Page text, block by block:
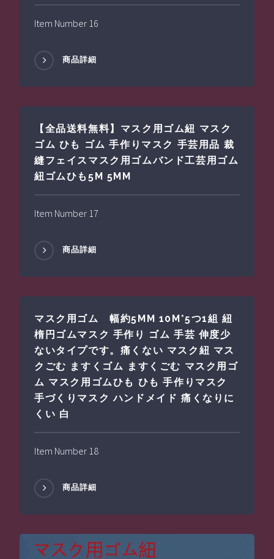
Item Number 16
商品詳細
【全品送料無料】マスク用ゴム紐 マスク
ゴム ひも ゴム 手作りマスク 手芸用品 裁
縫フェイスマスク用ゴムバンド工芸用ゴム
紐ゴムひも5M 5MM
Item Number 17
商品詳細
マスク用ゴム 幅約5MM 10M*5つ1組 紐
楕円ゴムマスク 手作り ゴム 手芸 伸度少
ないタイプです。痛くない マスク紐 マス
クごむ ますくゴム ますくごむ マスク用ゴ
ム マスク用ゴムひも ひも 手作りマスク
手づくりマスク ハンドメイド 痛くなりに
くい 白
Item Number 18
商品詳細